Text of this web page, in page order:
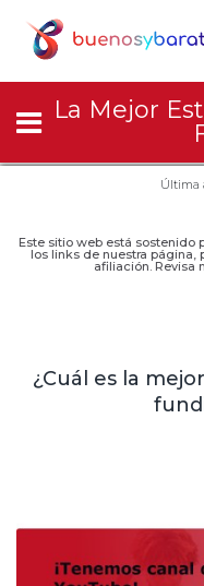
La Mejor
Última
Este sitio web está sostenido
los links de nuestra
afiliación. Revisa
¿Cuál es la